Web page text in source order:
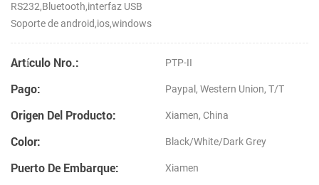
RS232,Bluetooth,interfaz USB
Soporte de android,ios,windows
Artículo Nro.: PTP-II
Pago: Paypal, Western Union, T/T
Origen Del Producto: Xiamen, China
Color: Black/White/Dark Grey
Puerto De Embarque: Xiamen